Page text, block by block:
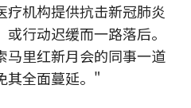
疗机构提供抗击新冠肺炎
行动迟缓而一路落后。
马里红新月会的同事一道
其全面蔓延。"